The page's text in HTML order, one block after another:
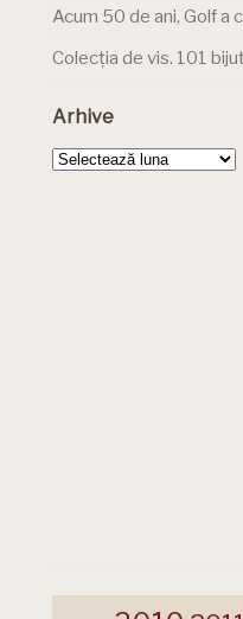
Acum 50 de ani, Golf a
Colecția de vis. 101
Arhive
Arhive